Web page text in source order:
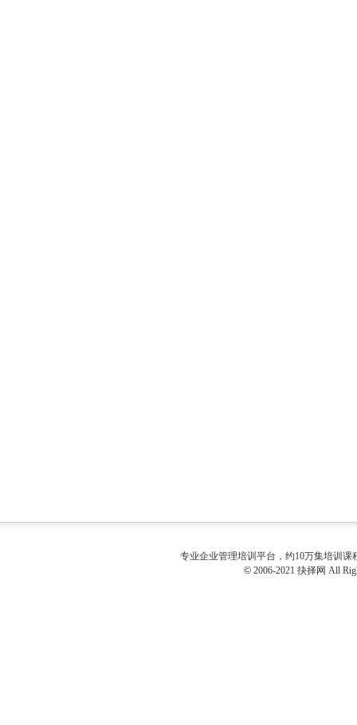
专业企业管理培训 平台，约10万集培训课
© 2006-2021 抉择网 All